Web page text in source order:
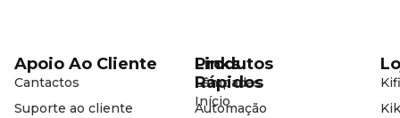
Produtos
Lâmpadas
Automação
Links
Rápidos
Início
Apoio Ao Cliente
Cantactos
Suporte ao cliente